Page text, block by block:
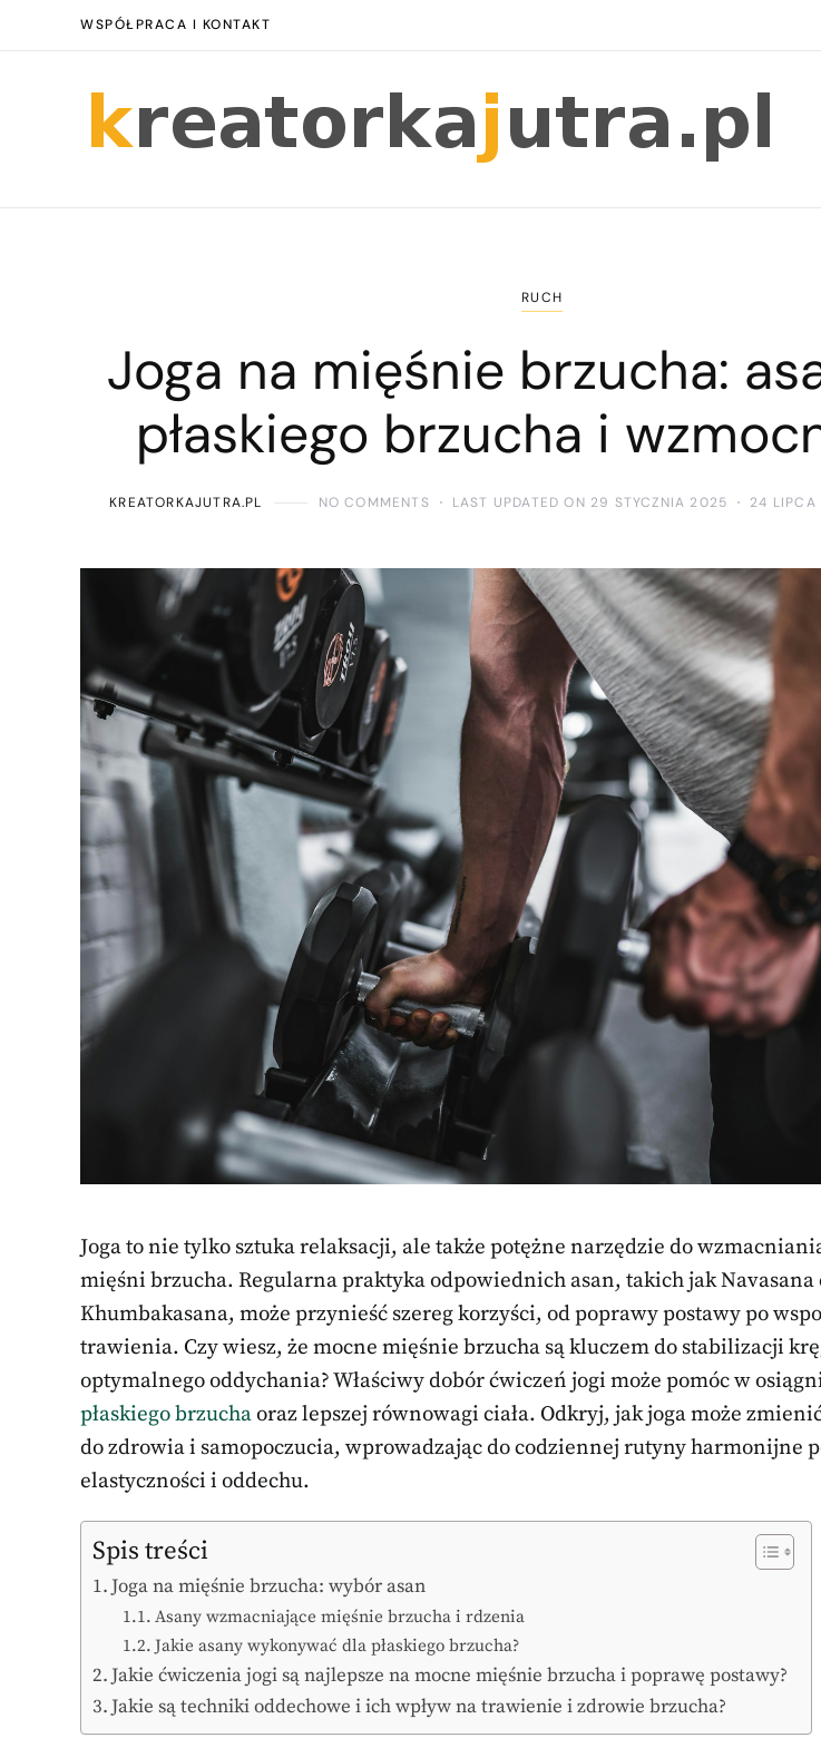
WSPÓŁPRACA I KONTAKT
RUCH
Joga na mięśnie brzucha:
płaskiego brzucha i
KREATORKAJUTRA.PL NO COMMENTS LAST UPDATED ON 29 STYCZNIA 2025 24
Joga to nie tylko sztuka relaksacji, ale także potężne narzędzie do
mięśni brzucha. Regularna praktyka odpowiednich asan, takich jak Navasana
Khumbakasana, może przynieść szereg korzyści, od poprawy postawy po
trawienia. Czy wiesz, że mocne mięśnie brzucha są kluczem do stabilizacji
optymalnego oddychania? Właściwy dobór ćwiczeń jogi może pomóc w
płaskiego brzuchaoraz lepszej równowagi ciała. Odkryj, jak joga może
do zdrowia i samopoczucia, wprowadzając do codziennej rutyny harmonijne
elastyczności i oddechu.
Spis treści
Joga na mięśnie brzucha: wybór asan
Asany wzmacniające mięśnie brzucha i rdzenia
Jakie asany wykonywać dla płaskiego brzucha?
Jakie ćwiczenia jogi są najlepsze na mocne mięśnie brzucha i poprawę postawy?
Jakie są techniki oddechowe i ich wpływ na trawienie i zdrowie brzucha?